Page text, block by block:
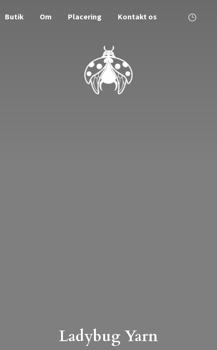
Butik Om Placering Kontakt os
Ladybug Yarn